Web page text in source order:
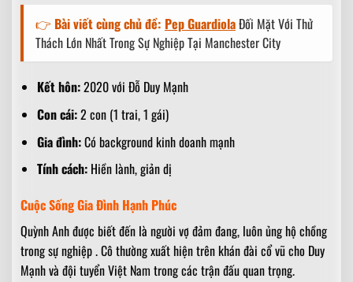
👉 Bài viết cùng chủ đề: Pep GuardiolaĐối Mặt Với Thử
Thách Lớn Nhất Trong Sự Nghiệp Tại Manchester City
Kết hôn:2020 với Đỗ Duy Mạnh
Con cái:2 con (1 trai, 1 gái)
Gia đình:Có background kinh doanh mạnh
Tính cách:Hiền lành, giản dị
Cuộc Sống Gia Đình Hạnh Phúc
Quỳnh Anh được biết đến là người vợ đảm đang, luôn ủng hộ chồng
trong sự nghiệp . Cô thường xuất hiện trên khán đài cổ vũ cho Duy
Mạnh và đội tuyển Việt Nam trong các trận đấu quan trọng.